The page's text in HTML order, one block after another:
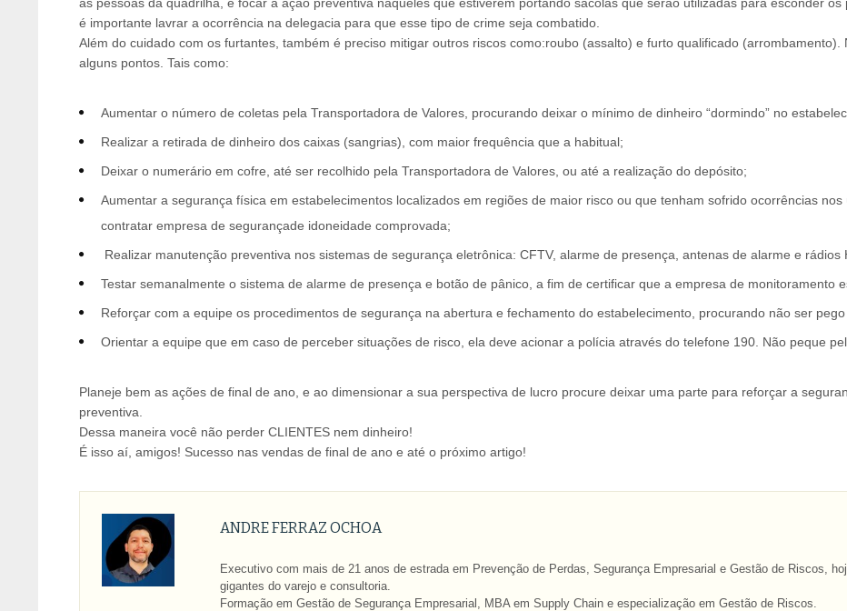
é importante lavrar a ocorrência na delegacia para que esse tipo de crime seja combatido.
Além do cuidado com os furtantes, também é preciso mitigar outros riscos como:roubo (assalto) e furto qualificado
alguns pontos. Tais como:
Aumentar o número de coletas pela Transportadora de Valores, procurando deixar o mínimo de dinheiro “dormindo” no
Realizar a retirada de dinheiro dos caixas (sangrias), com maior frequência que a habitual;
Deixar o numerário em cofre, até ser recolhido pela Transportadora de Valores, ou até a realização do depósito;
Aumentar a segurança física em estabelecimentos localizados em regiões de maior risco ou que tenham sofrido ocorrências
contratar empresa de segurançade idoneidade comprovada;
Realizar manutenção preventiva nos sistemas de segurança eletrônica: CFTV, alarme de presença, antenas de alarme e rádios
Testar semanalmente o sistema de alarme de presença e botão de pânico, a fim de certificar que a empresa de monitoramento
Reforçar com a equipe os procedimentos de segurança na abertura e fechamento do estabelecimento, procurando não ser
Orientar a equipe que em caso de perceber situações de risco, ela deve acionar a polícia através do telefone 190. Não peque
Planeje bem as ações de final de ano, e ao dimensionar a sua perspectiva de lucro procure deixar uma parte para reforçar a
preventiva.
Dessa maneira você não perder CLIENTES nem dinheiro!
É isso aí, amigos! Sucesso nas vendas de final de ano e até o próximo artigo!
ANDRE FERRAZ OCHOA
Executivo com mais de 21 anos de estrada em Prevenção de Perdas, Segurança Empresarial e Gestão de Riscos,
gigantes do varejo e consultoria.
Formação em Gestão de Segurança Empresarial, MBA em Supply Chain e especialização em Gestão de Riscos.